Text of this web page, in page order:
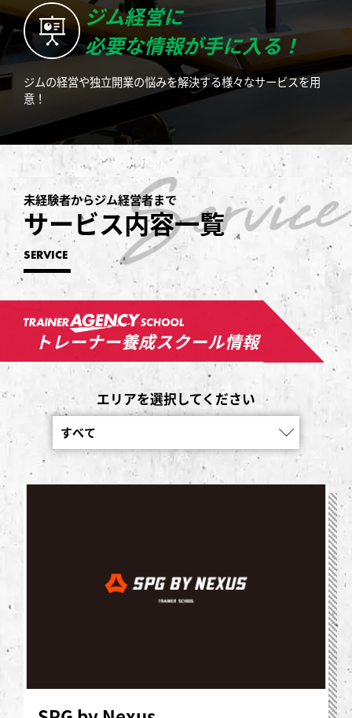
ジム経営に
必要な情報が手に入る！
ジムの経営や独立開業の悩みを解決する様々なサービスを用
意！
未経験者からジム経営者まで
サービス内容一覧
SERVICE
トレーナー養成スクール情報
エリアを選択してください